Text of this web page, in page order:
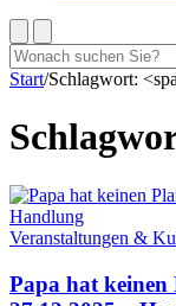
Suchen
nach:
Start/Schlagwort:
Veranstaltungen &
Papa hat